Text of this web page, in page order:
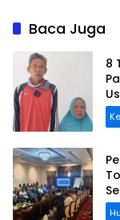
Legokjawa
Baca Juga
8